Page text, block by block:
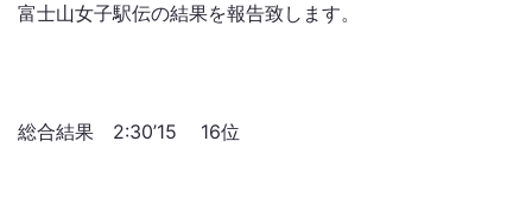
富士山女子駅伝の結果を報告致します。
総合結果 2:30’15 16位